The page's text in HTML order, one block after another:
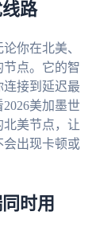
路
你在北美、
点。它的智
连接到延迟最
美加墨世
美节点，让
出现卡顿或
时用